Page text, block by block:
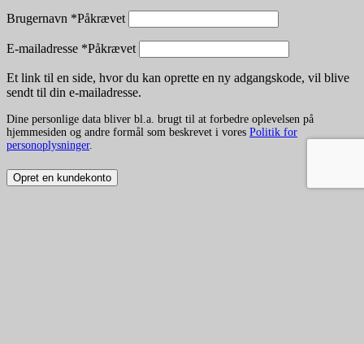
Brugernavn *Påkrævet
E-mailadresse *Påkrævet
Et link til en side, hvor du kan oprette en ny adgangskode, vil blive
sendt til din e-mailadresse.
Dine personlige data bliver bl.a. brugt til at forbedre oplevelsen på
hjemmesiden og andre formål som beskrevet i vores Politik for
personoplysninger.
Opret en kundekonto